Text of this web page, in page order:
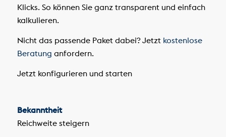
Klicks. So können Sie ganz transparent und einfach
kalkulieren.
Nicht das passende Paket dabei? Jetzt kostenlose
Beratung anfordern.
Jetzt konfigurieren und starten
Bekanntheit
Reichweite steigern